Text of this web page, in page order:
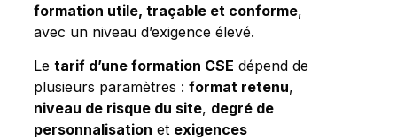
formation utile, traçable et conforme,
avec un niveau d’exigence élevé.
Letarif d’une formation CSE dépend de
plusieurs paramètres :format retenu,
niveau de risque du site, degré de
personnalisation et exigences